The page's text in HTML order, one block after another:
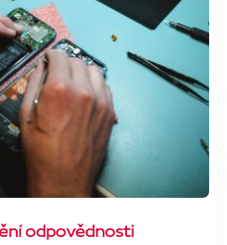
odpovědnosti